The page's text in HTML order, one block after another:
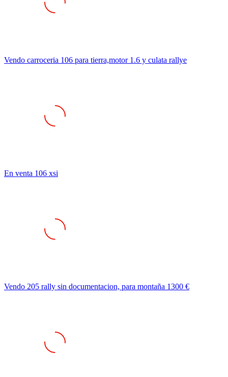
Vendo carroceria 106 para tierra,motor 1.6 y culata rallye
En venta 106 xsi
Vendo 205 rally sin documentacion, para montaña 1300 €